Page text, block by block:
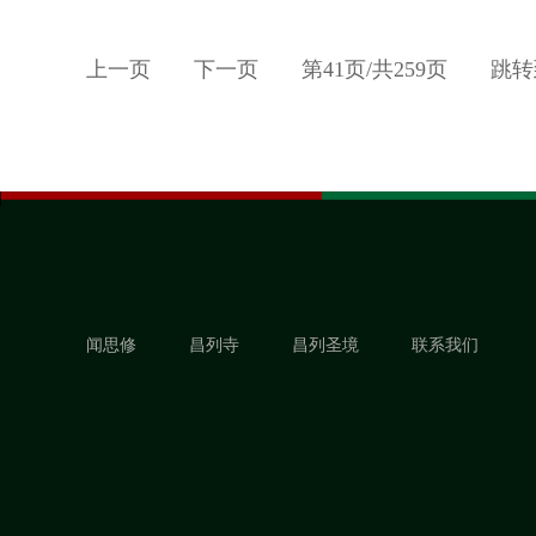
上一页 下一页 第41页/共259页 跳
闻思修 昌列寺 昌列圣境 联系我们